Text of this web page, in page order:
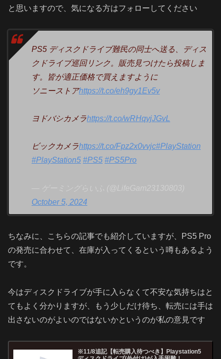
と思いますので、気になる方はフォローしてください
PS5 ディスクドライブ難民の同士へ送る、ディス
クドライブ巡回リンク。販売見つけたら投稿しま
す。皆が適正価格で買えますように
ソニーストアhttps://t.co/eh9gy1Ev5v
ヨドバシカメラhttps://t.co/wRHqvjJGvL
ビックカメラhttps://t.co/Fpz2x0vvjc#PlayStation
#PlayStation5 #PS5 #PS5Pro
— ゲーミングらいふ (@LifeGam23130803)
October 5, 2024
ちなみに、こちらの記事でも紹介していますが、PS5 Pro
の発売に合わせて、在庫が入ってくるという噂もあるよう
です。
今はディスクドライブが手に入らなくて不安な気持ちはと
てもよく分かりますが、もう少しだけ待ち、転売には手は
出さないのがよいのではないかというのが私の意見です
※11/8追記【転売購入待つべき】Playstation5